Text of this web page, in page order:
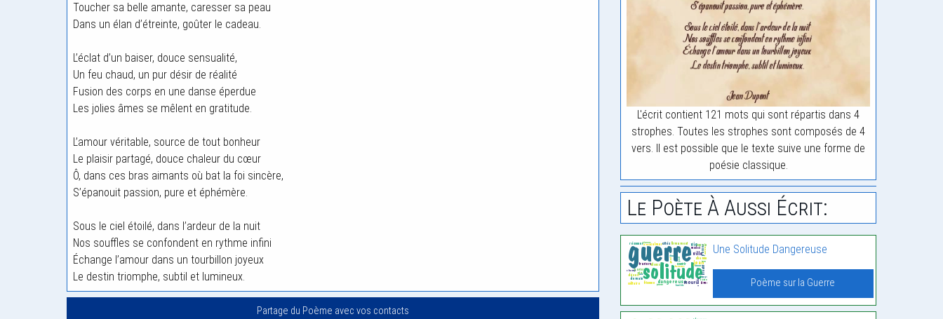
Toucher sa belle amante, caresser sa peau
Dans un élan d’étreinte, goûter le cadeau.
L’éclat d’un baiser, douce sensualité,
Un feu chaud, un pur désir de réalité
Fusion des corps en une danse éperdue
Les jolies âmes se mêlent en gratitude.
L’amour véritable, source de tout bonheur
Le plaisir partagé, douce chaleur du cœur
Ô, dans ces bras aimants où bat la foi sincère,
S’épanouit passion, pure et éphémère.
Sous le ciel étoilé, dans l’ardeur de la nuit
Nos souffles se confondent en rythme infini
Échange l’amour dans un tourbillon joyeux
Le destin triomphe, subtil et lumineux.
Partage du Poème avec vos contacts
L'écrit contient 121 mots qui sont répartis dans 4
strophes. Toutes les strophes sont composés de 4
vers. Il est possible que le texte suive une forme de
poésie classique.
Le Poète À Aussi Écrit:
Une Solitude Dangereuse
Poème sur la Guerre